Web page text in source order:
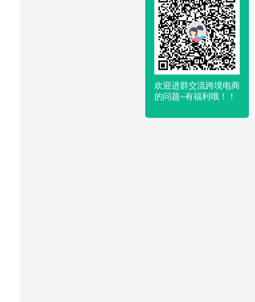
欢迎进群交流跨境电商
的问题~有福利哦！！